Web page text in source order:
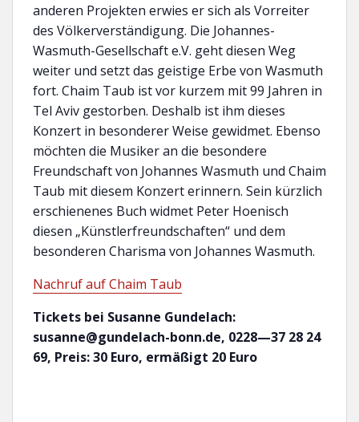
anderen Projekten erwies er sich als Vorreiter
des Völkerverständigung. Die Johannes-
Wasmuth-Gesellschaft e.V. geht diesen Weg
weiter und setzt das geistige Erbe von Wasmuth
fort. Chaim Taub ist vor kurzem mit 99 Jahren in
Tel Aviv gestorben. Deshalb ist ihm dieses
Konzert in besonderer Weise gewidmet. Ebenso
möchten die Musiker an die besondere
Freundschaft von Johannes Wasmuth und Chaim
Taub mit diesem Konzert erinnern. Sein kürzlich
erschienenes Buch widmet Peter Hoenisch
diesen „Künstlerfreundschaften“ und dem
besonderen Charisma von Johannes Wasmuth.
Nachruf auf Chaim Taub
Tickets bei Susanne Gundelach:
susanne@gundelach-bonn.de, 0228—37 28 24
69, Preis: 30 Euro, ermäßigt 20 Euro